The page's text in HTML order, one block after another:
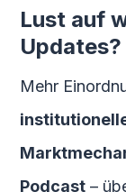
Lust auf
Updates?
Mehr
Podcast –